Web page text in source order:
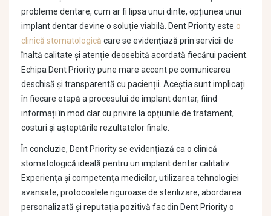
probleme dentare, cum ar fi lipsa unui dinte, opțiunea unui
implant dentar devine o soluție viabilă. Dent Priority este o
clinică stomatologică care se evidențiază prin servicii de
înaltă calitate și atenție deosebită acordată fiecărui pacient.
Echipa Dent Priority pune mare accent pe comunicarea
deschisă și transparentă cu pacienții. Aceștia sunt implicați
în fiecare etapă a procesului de implant dentar, fiind
informați în mod clar cu privire la opțiunile de tratament,
costuri și așteptările rezultatelor finale.
În concluzie, Dent Priority se evidențiază ca o clinică
stomatologică ideală pentru un implant dentar calitativ.
Experiența și competența medicilor, utilizarea tehnologiei
avansate, protocoalele riguroase de sterilizare, abordarea
personalizată și reputația pozitivă fac din Dent Priority o